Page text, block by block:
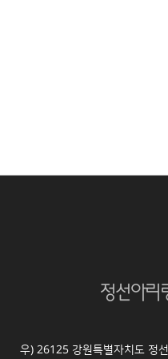
우) 26125 강원특별자치도 정